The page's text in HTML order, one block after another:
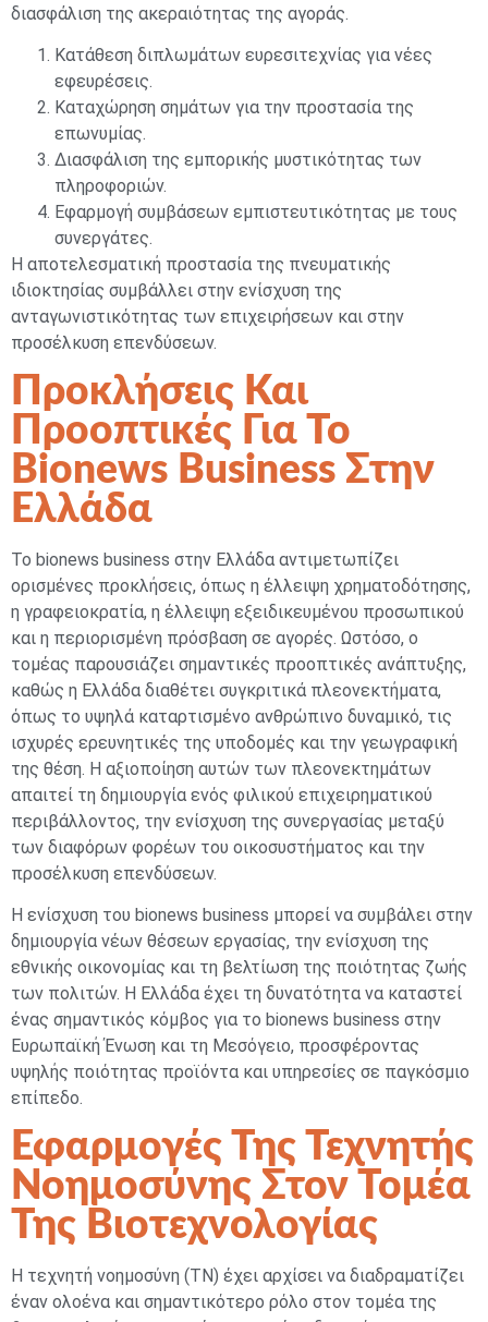
διασφάλιση της ακεραιότητας της αγοράς.
Κατάθεση διπλωμάτων ευρεσιτεχνίας για νέες
εφευρέσεις.
Καταχώρηση σημάτων για την προστασία της
επωνυμίας.
Διασφάλιση της εμπορικής μυστικότητας των
πληροφοριών.
Εφαρμογή συμβάσεων εμπιστευτικότητας με τους
συνεργάτες.
Η αποτελεσματική προστασία της πνευματικής
ιδιοκτησίας συμβάλλει στην ενίσχυση της
ανταγωνιστικότητας των επιχειρήσεων και στην
προσέλκυση επενδύσεων.
Προκλήσεις Και
Προοπτικές Για Το
Bionews Business Στην
Ελλάδα
Το bionews business στην Ελλάδα αντιμετωπίζει
ορισμένες προκλήσεις, όπως η έλλειψη χρηματοδότησης,
η γραφειοκρατία, η έλλειψη εξειδικευμένου προσωπικού
και η περιορισμένη πρόσβαση σε αγορές. Ωστόσο, ο
τομέας παρουσιάζει σημαντικές προοπτικές ανάπτυξης,
καθώς η Ελλάδα διαθέτει συγκριτικά πλεονεκτήματα,
όπως το υψηλά καταρτισμένο ανθρώπινο δυναμικό, τις
ισχυρές ερευνητικές της υποδομές και την γεωγραφική
της θέση. Η αξιοποίηση αυτών των πλεονεκτημάτων
απαιτεί τη δημιουργία ενός φιλικού επιχειρηματικού
περιβάλλοντος, την ενίσχυση της συνεργασίας μεταξύ
των διαφόρων φορέων του οικοσυστήματος και την
προσέλκυση επενδύσεων.
Η ενίσχυση του bionews business μπορεί να συμβάλει στην
δημιουργία νέων θέσεων εργασίας, την ενίσχυση της
εθνικής οικονομίας και τη βελτίωση της ποιότητας ζωής
των πολιτών. Η Ελλάδα έχει τη δυνατότητα να καταστεί
ένας σημαντικός κόμβος για το bionews business στην
Ευρωπαϊκή Ένωση και τη Μεσόγειο, προσφέροντας
υψηλής ποιότητας προϊόντα και υπηρεσίες σε παγκόσμιο
επίπεδο.
Εφαρμογές Της Τεχνητής
Νοημοσύνης Στον Τομέα
Της Βιοτεχνολογίας
Η τεχνητή νοημοσύνη (ΤΝ) έχει αρχίσει να διαδραματίζει
έναν ολοένα και σημαντικότερο ρόλο στον τομέα της